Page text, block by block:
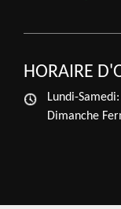
HORAIRE
Lundi-Samedi:
Dimanche